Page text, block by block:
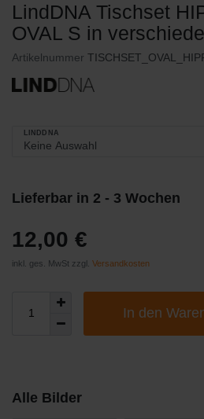
LindDNA Tischset
OVAL S in
Artikelnummer
LINDDNA
Lieferbar in 2 - 3 Wochen
12,00 €
inkl. ges. MwSt zzgl. Versandkosten
In den
Alle Bilder